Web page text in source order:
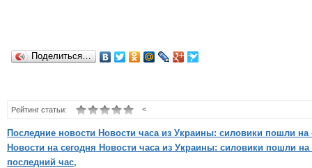
Поделиться…
<
Рейтинг статьи:
Последние новости Новости часа из Украины: силовики пошли на
Новости на сегодня Новости часа из Украины: силовики пошли на
последний час,